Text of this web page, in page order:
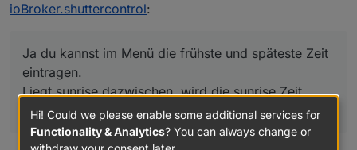
ioBroker.shuttercontrol:
Ja du kannst im Menü die frühste und späteste Zeit
eintragen.
Liegt sunrise dazwischen, wird die sunrise Zeit
genommen, sonst immer die späteste Zeit.
Hi! Could we please enable some additional services for
Functionality & Analytics? You can always change or